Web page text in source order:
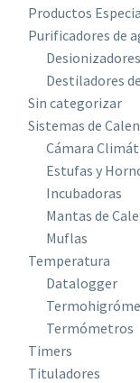
Productos
Purificadores de
Desionizadores
Destiladores
Sin categorizar
Sistemas de
Cámara
Estufas y
Incubadoras
Mantas de
Muflas
Temperatura
Datalogger
Termómetros
Timers
Tituladores